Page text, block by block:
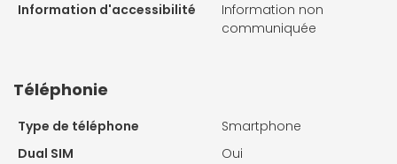
Information d'accessibilité
Information non
communiquée
Téléphonie
Type de téléphone
Smartphone
Dual SIM
Oui